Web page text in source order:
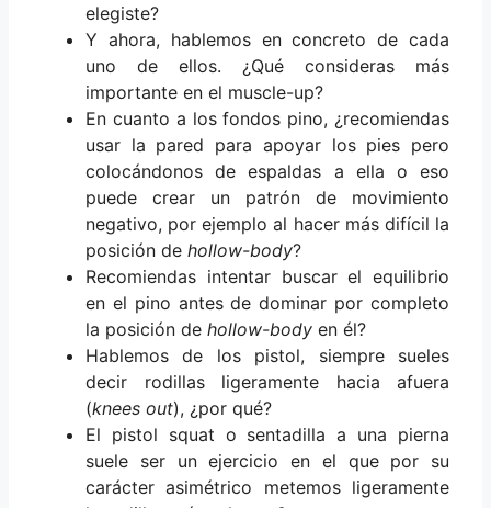
elegiste?
Y ahora, hablemos en concreto de cada
uno de ellos. ¿Qué consideras más
importante en el muscle-up?
En cuanto a los fondos pino, ¿recomiendas
usar la pared para apoyar los pies pero
colocándonos de espaldas a ella o eso
puede crear un patrón de movimiento
negativo, por ejemplo al hacer más difícil la
posición de hollow-body?
Recomiendas intentar buscar el equilibrio
en el pino antes de dominar por completo
la posición de hollow-body en él?
Hablemos de los pistol, siempre sueles
decir rodillas ligeramente hacia afuera
(knees out), ¿por qué?
El pistol squat o sentadilla a una pierna
suele ser un ejercicio en el que por su
carácter asimétrico metemos ligeramente